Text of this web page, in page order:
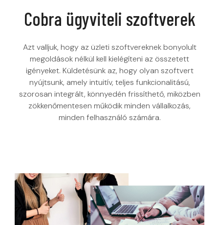
Cobra ügyviteli szoftverek
Azt valljuk, hogy az üzleti szoftvereknek bonyolult
megoldások nélkül kell kielégíteni az összetett
igényeket. Küldetésünk az, hogy olyan szoftvert
nyújtsunk, amely intuitív, teljes funkcionalitású,
szorosan integrált, könnyedén frissíthető, miközben
zökkenőmentesen működik minden vállalkozás,
minden felhasználó számára.